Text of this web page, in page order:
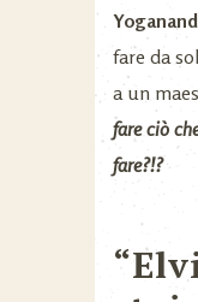
fare da
a un
fare ciò
fare?!?